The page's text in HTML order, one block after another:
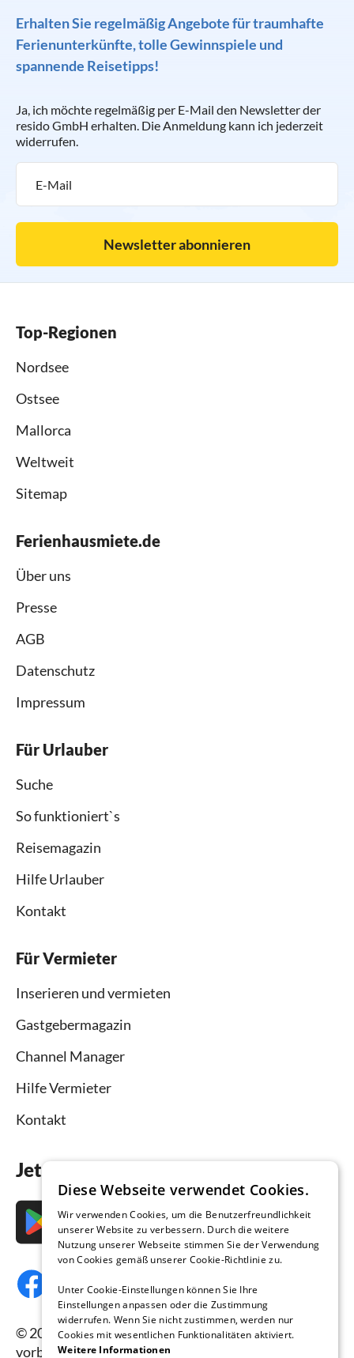
Erhalten Sie regelmäßig Angebote für traumhafte
Ferienunterkünfte, tolle Gewinnspiele und
spannende Reisetipps!
Ja, ich möchte regelmäßig per E-Mail den Newsletter der
resido GmbH erhalten. Die Anmeldung kann ich jederzeit
widerrufen.
Newsletter abonnieren
Top-Regionen
Nordsee
Ostsee
Mallorca
Weltweit
Sitemap
Ferienhausmiete.de
Über uns
Presse
AGB
Datenschutz
Impressum
Für Urlauber
Suche
So funktioniert`s
Reisemagazin
Hilfe Urlauber
Kontakt
Für Vermieter
Inserieren und vermieten
Gastgebermagazin
Channel Manager
Hilfe Vermieter
Kontakt
Jetzt die App downloaden
© 2026 Ferienhausmiete.de, alle Rechte
vorbehalten.
Diese Webseite verwendet Cookies.
Wir verwenden Cookies, um die Benutzerfreundlichkeit
unserer Website zu verbessern. Durch die weitere
Nutzung unserer Webseite stimmen Sie der Verwendung
von Cookies gemäß unserer Cookie-Richtlinie zu.
Unter Cookie-Einstellungen können Sie Ihre
Einstellungen anpassen oder die Zustimmung
widerrufen. Wenn Sie nicht zustimmen, werden nur
Cookies mit wesentlichen Funktionalitäten aktiviert.
Weitere Informationen